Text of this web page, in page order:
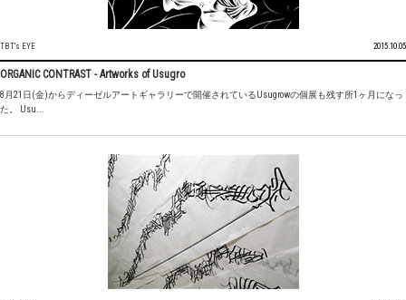
TBT's EYE 2015.10.05
ORGANIC CONTRAST - Artworks of Usugro
8月21日(金)からディーゼルアートギャラリーで開催されているUsugrowの個展も残す所1ヶ月になっ
た。 Usu...